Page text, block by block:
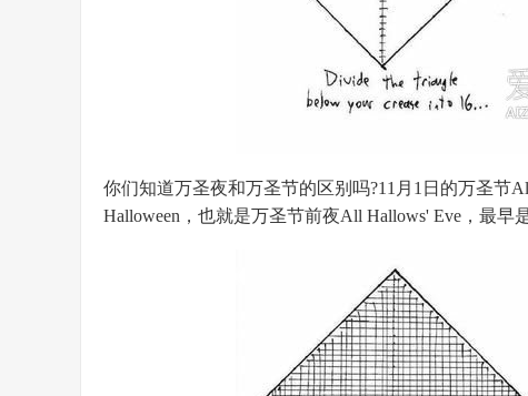
你们知道万圣夜和万圣节的区别吗?11月1日的万圣节
Halloween，也就是万圣节前夜All Hallows' Eve，最早